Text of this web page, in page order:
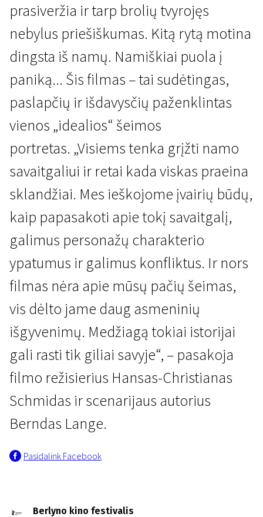
Kas lieka
1 val. 25 min. | Drama | N/A
prasiveržia ir tarp brolių tvyrojęs
nebylus priešiškumas. Kitą rytą motina
dingsta iš namų. Namiškiai puola į
paniką... Šis filmas – tai sudėtingas,
paslapčių ir išdavysčių paženklintas
vienos „idealios“ šeimos
portretas. „Visiems tenka grįžti namo
savaitgaliui ir retai kada viskas praeina
sklandžiai. Mes ieškojome įvairių būdų,
kaip papasakoti apie tokį savaitgalį,
galimus personažų charakterio
ypatumus ir galimus konfliktus. Ir nors
filmas nėra apie mūsų pačių šeimas,
vis dėlto jame daug asmeninių
išgyvenimų. Medžiagą tokiai istorijai
gali rasti tik giliai savyje“, – pasakoja
filmo režisierius Hansas-Christianas
Schmidas ir scenarijaus autorius
Berndas Lange.
Pasidalink Facebook
Berlyno kino festivalis